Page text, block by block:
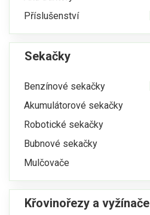
Příslušenství
Sekačky
Benzínové sekačky
Akumulátorové sekačky
Robotické sekačky
Bubnové sekačky
Mulčovače
Křovinořezy a vyžínače